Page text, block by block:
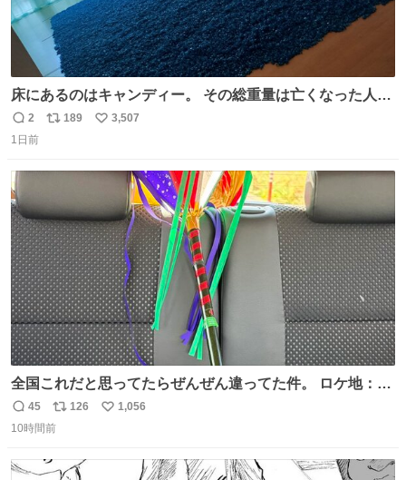
床にあるのはキャンディー。 その総重量は亡くなった人と
同等の重さだそうです。 鑑賞者は一つ持ち帰れますが、亡
くなった人の一部を持ち帰っているような感覚になりまし
術館
返
信
2
リ
189
い
3,507
1日前
全国これだと思ってたらぜんぜん違ってた件。 ロケ地：広
島
返
信
45
リ
ポ
ト
126
い
1,056
10時間前